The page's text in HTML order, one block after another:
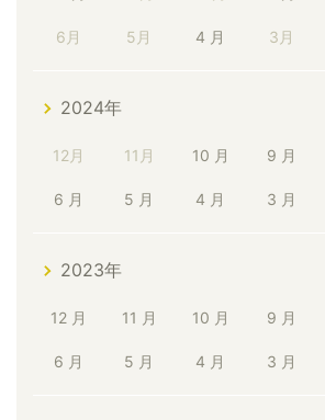
6月 5月 4 月 3月
2024年
12月 11月 10 月 9 月
6 月 5 月 4 月 3 月
2023年
12 月 11 月 10 月 9 月
6 月 5 月 4 月 3 月